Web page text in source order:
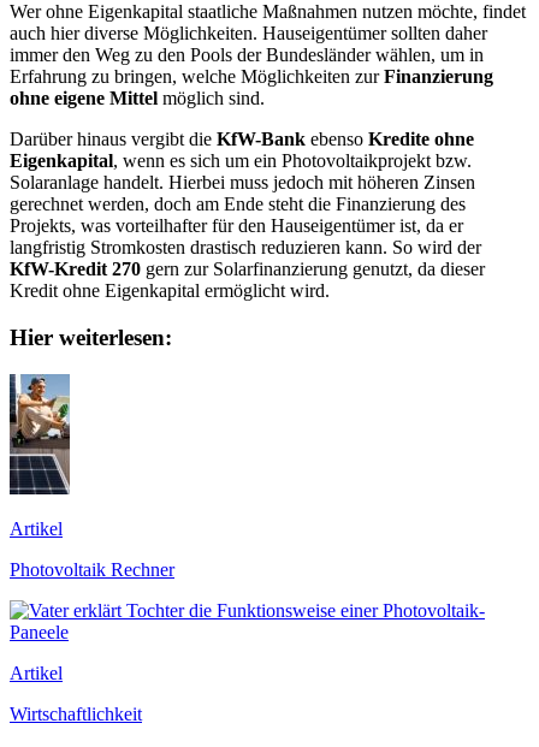
Wer ohne Eigenkapital staatliche Maßnahmen nutzen möchte, findet
auch hier diverse Möglichkeiten. Hauseigentümer sollten daher
immer den Weg zu den Pools der Bundesländer wählen, um in
Erfahrung zu bringen, welche Möglichkeiten zurFinanzierung
ohne eigene Mittel möglich sind.
Darüber hinaus vergibt die KfW-Bank ebenso Kredite ohne
Eigenkapital, wenn es sich um ein Photovoltaikprojekt bzw.
Solaranlage handelt. Hierbei muss jedoch mit höheren Zinsen
gerechnet werden, doch am Ende steht die Finanzierung des
Projekts, was vorteilhafter für den Hauseigentümer ist, da er
langfristig Stromkosten drastisch reduzieren kann. So wird der
KfW-Kredit 270 gern zur Solarfinanzierung genutzt, da dieser
Kredit ohne Eigenkapital ermöglicht wird.
Hier weiterlesen:
Artikel
Photovoltaik Rechner
Artikel
Wirtschaftlichkeit